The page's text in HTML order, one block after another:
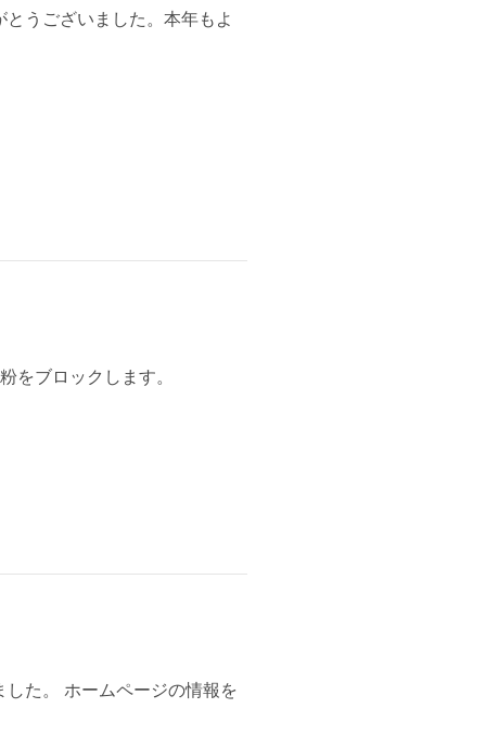
うございました。本年もよ
をブロックします。
た。 ホームページの情報を